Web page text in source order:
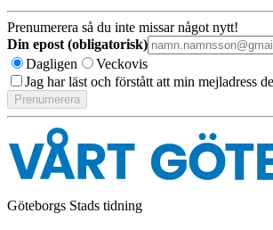
Prenumerera så du inte missar något nytt!
Din epost (obligatorisk)
Dagligen
Veckovis
Jag har läst och förstått att min mejladress
Göteborgs Stads tidning